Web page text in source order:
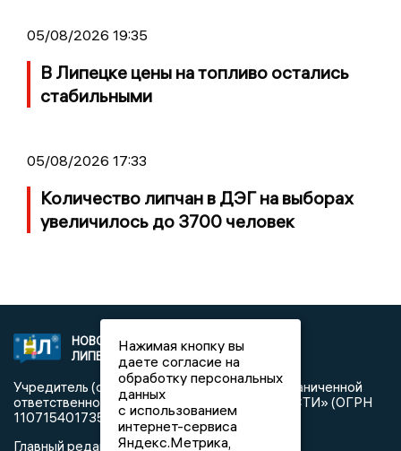
05/08/2026 19:35
В Липецке цены на топливо остались
стабильными
05/08/2026 17:33
Количество липчан в ДЭГ на выборах
увеличилось до 3700 человек
НОВОСТИ
ЛИПЕЦКА
2021 © NEWSLIPETSK.RU | СИ
«Новости Липецка»
Учредитель (соучредители): Общество с ограниченной
ответственностью «РЕГИОНАЛЬНЫЕ НОВОСТИ» (ОГРН
1107154017354)
Главный редактор: Герцог Е.Г.
Нажимая кнопку вы
даете согласие на
обработку персональных
данных
с использованием
интернет-сервиса
Яндекс.Метрика,